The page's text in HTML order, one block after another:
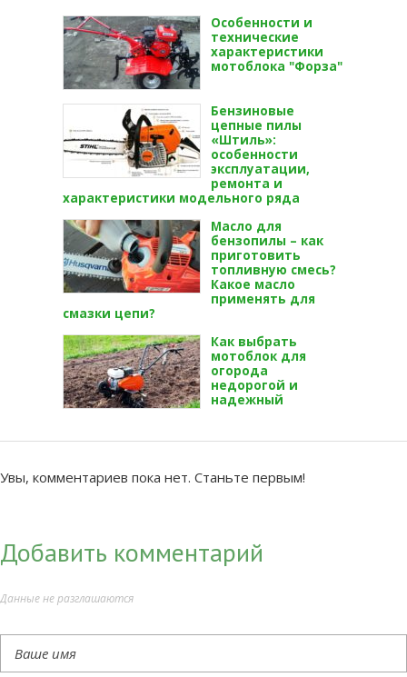
Особенности и
технические
характеристики
мотоблока "Форза"
Бензиновые
цепные пилы
«Штиль»:
особенности
эксплуатации,
ремонта и
характеристики модельного ряда
Масло для
бензопилы – как
приготовить
топливную смесь?
Какое масло
применять для
смазки цепи?
Как выбрать
мотоблок для
огорода
недорогой и
надежный
Увы, комментариев пока нет. Станьте первым!
Добавить комментарий
Данные не разглашаются